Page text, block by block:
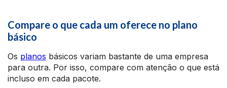
Compare o que cada um oferece no plano
básico
Os planos básicos variam bastante de uma empresa
para outra. Por isso, compare com atenção o que está
incluso em cada pacote.